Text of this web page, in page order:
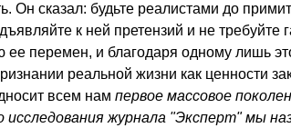
Он сказал: будьте реалистами до
к ней претензий и не требуйте
ее перемен, и благодаря одному лишь
реальной жизни как ценности
всем нам первое массовое
исследования журнала "Эксперт" мы